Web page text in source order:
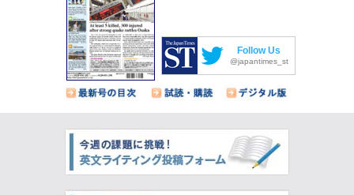
Follow Us
@japantimes_st